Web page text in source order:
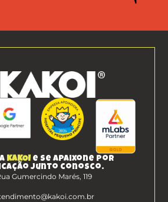
KAKOI e se apaixone por
junto conosco.
Gumercindo Marés, 119